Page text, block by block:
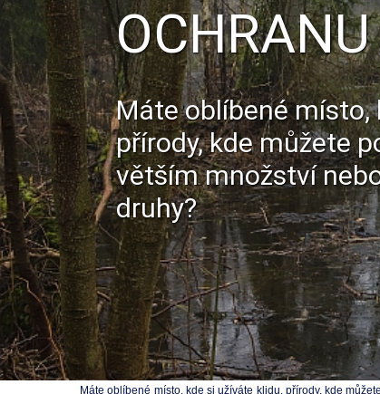
Máte oblíbené místo,
přírody, kde můžete
větším množství
druhy?
Máte oblíbené místo, kde si užíváte klidu, přírody, kde